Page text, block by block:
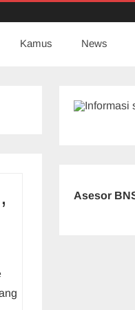
to
Kamus News
Asesor